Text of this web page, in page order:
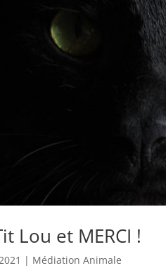
Lou et MERCI !
| Médiation Animale